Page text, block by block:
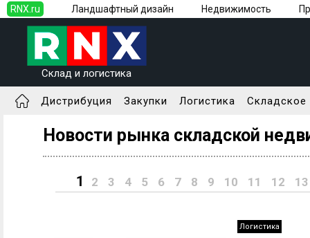
RNX.ru Ландшафтный дизайн Недвижимость
Склад и логистика
Дистрибуция Закупки Логистика Складское
Новости рынка складской
1 2 3 4 5 6 7 8 9 10 11 12 13
Логистика